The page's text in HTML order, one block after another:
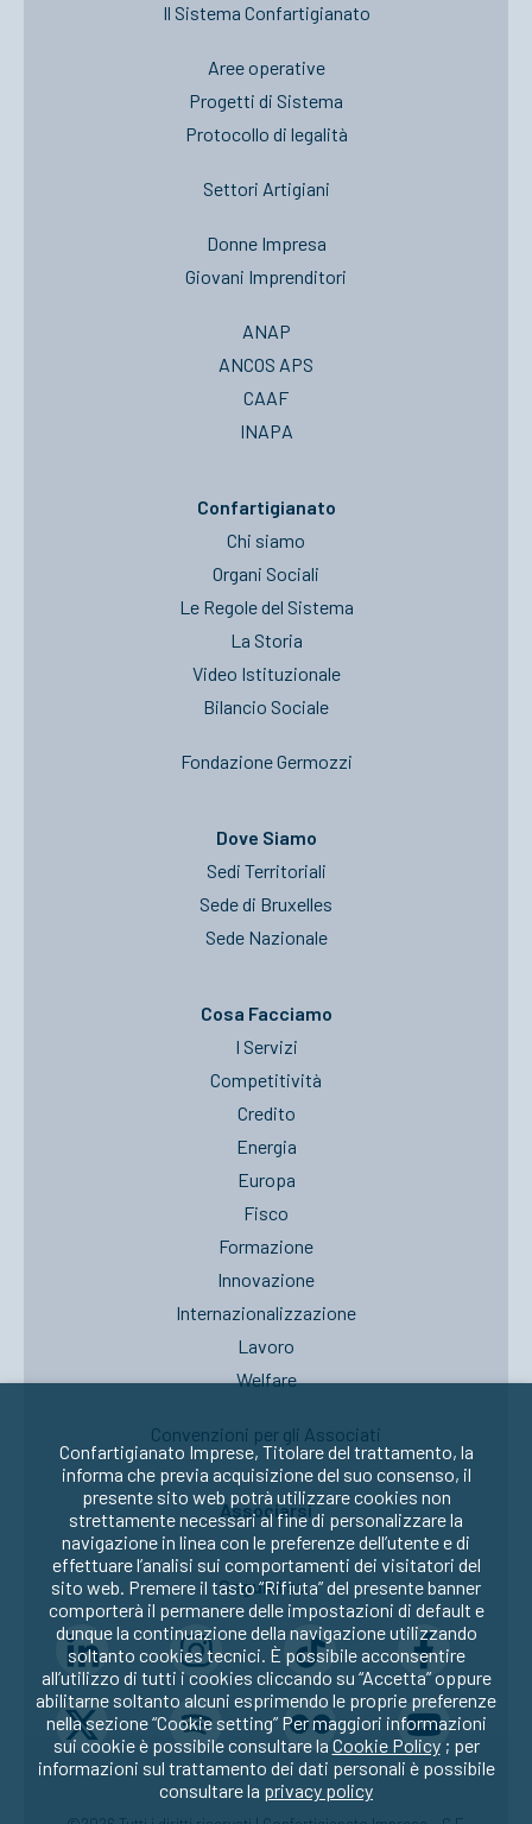
Il Sistema Confartigianato
Aree operative
Progetti di Sistema
Protocollo di legalità
Settori Artigiani
Donne Impresa
Giovani Imprenditori
ANAP
ANCOS APS
CAAF
INAPA
Confartigianato
Chi siamo
Organi Sociali
Le Regole del Sistema
La Storia
Video Istituzionale
Bilancio Sociale
Fondazione Germozzi
Dove Siamo
Sedi Territoriali
Sede di Bruxelles
Sede Nazionale
Cosa Facciamo
I Servizi
Competitività
Credito
Energia
Europa
Fisco
Formazione
Innovazione
Internazionalizzazione
Lavoro
Welfare
Convenzioni per gli Associati
Associarsi
Seguici su:
Confartigianato Imprese, Titolare del trattamento, la
informa che previa acquisizione del suo consenso, il
presente sito web potrà utilizzare cookies non
strettamente necessari al fine di personalizzare la
navigazione in linea con le preferenze dell’utente e di
effettuare l’analisi sui comportamenti dei visitatori del
sito web. Premere il tasto “Rifiuta” del presente banner
comporterà il permanere delle impostazioni di default e
dunque la continuazione della navigazione utilizzando
soltanto cookies tecnici. È possibile acconsentire
all’utilizzo di tutti i cookies cliccando su “Accetta” oppure
abilitarne soltanto alcuni esprimendo le proprie preferenze
nella sezione “Cookie setting” Per maggiori informazioni
sui cookie è possibile consultare la Cookie Policy; per
informazioni sul trattamento dei dati personali è possibile
consultare la privacy policy